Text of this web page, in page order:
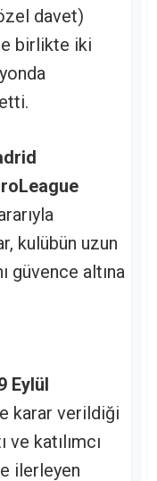
davet)
birlikte iki
kulübün uzun
güvence altına
Eylül
karar verildiği
katılımcı
ilerleyen